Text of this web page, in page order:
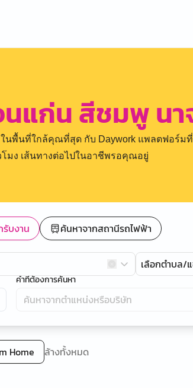
แก่น สีชมพู นา
นพื้นที่ใกล้คุณที่สุด กับ Daywork แพลตฟอร์ม
โมง เส้นทางต่อไปในอาชีพรอคุณอยู่
บงาน ค้นหาจากสถานีรถไฟฟ้า
เลือกตำบล/
คำที่ต้องการค้นหา
Home ล้างทั้งหมด